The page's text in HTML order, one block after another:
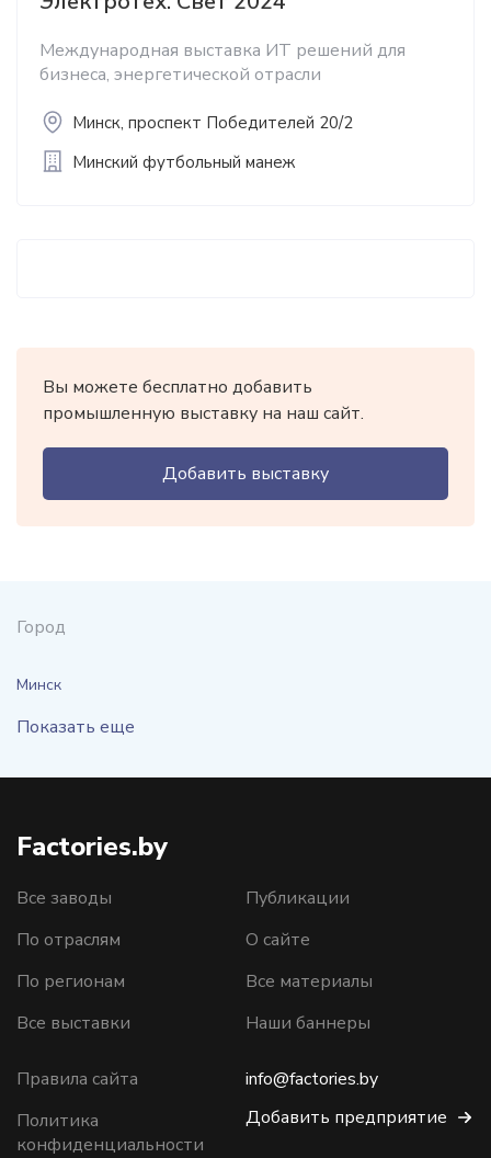
Международная выставка ИТ решений для
бизнеса, энергетической отрасли
Минск, проспект Победителей 20/2
Минский футбольный манеж
Вы можете бесплатно добавить
промышленную выставку на наш сайт.
Добавить выставку
Город
Минск
Показать еще
Factories.by
Все заводы
По отраслям
По регионам
Все выставки
Публикации
О сайте
Все материалы
Наши баннеры
Правила сайта
Политика
конфиденциальности
info@factories.by
Добавить предприятие